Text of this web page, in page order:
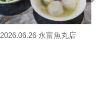
2026.06.26 永富魚丸店